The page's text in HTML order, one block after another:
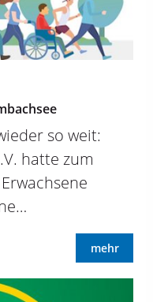
so weit:
hatte zum
mehr